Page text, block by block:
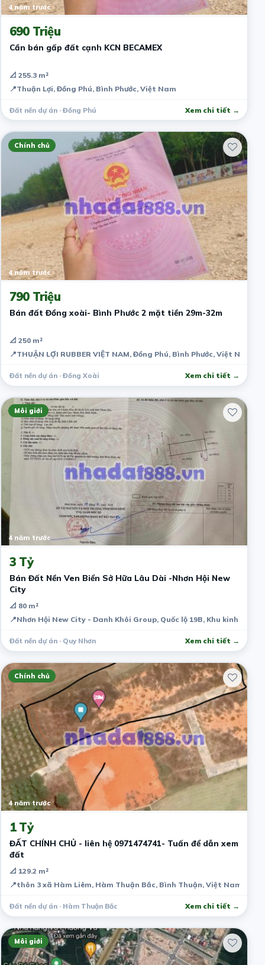
4 năm trước
690 Triệu
Cần bán gấp đất cạnh KCN BECAMEX
📐 255.3 m²
📍Thuận Lợi, Đồng Phú, Bình Phước, Việt Nam
Đất nền dự án · Đồng Phú Xem chi tiết →
Chính chủ
4 năm trước
790 Triệu
Bán đất Đồng xoài- Bình Phước 2 mặt tiền 29m-32m
📐 250 m²
📍THUẬN LỢI RUBBER VIỆT NAM, Đồng Phú, Bình Phước, Việt Nam
Đất nền dự án · Đồng Xoài Xem chi tiết →
Môi giới
4 năm trước
3 Tỷ
Bán Đất Nền Ven Biển Sở Hữa Lâu Dài -Nhơn Hội New
City
📐 80 m²
📍Nhơn Hội New City - Danh Khôi Group, Quốc lộ 19B, Khu kinh tế,
Đất nền dự án · Quy Nhơn Xem chi tiết →
Chính chủ
4 năm trước
1 Tỷ
ĐẤT CHÍNH CHỦ - liên hệ 0971474741- Tuấn để dẫn xem
đất
📐 129.2 m²
📍thôn 3 xã Hàm Liêm, Hàm Thuận Bắc, Bình Thuận, Việt Nam
Đất nền dự án · Hàm Thuận Bắc Xem chi tiết →
Môi giới